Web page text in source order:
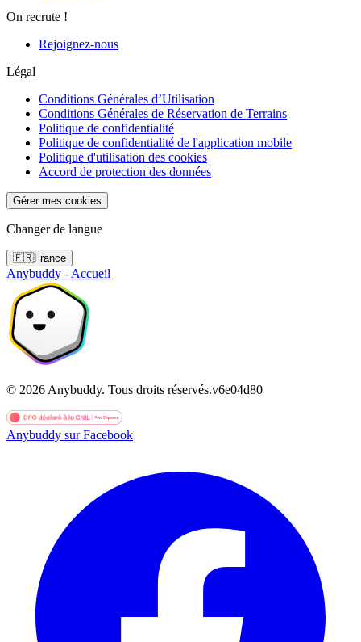
On recrute !
Rejoignez-nous
Légal
Conditions Générales d’Utilisation
Conditions Générales de Réservation de Terrains
Politique de confidentialité
Politique de confidentialité de l'application mobile
Politique d'utilisation des cookies
Accord de protection des données
Gérer mes cookies
Changer de langue
🇫🇷France
Anybuddy - Accueil
© 2026 Anybuddy. Tous droits réservés.v6e04d80
Anybuddy sur Facebook